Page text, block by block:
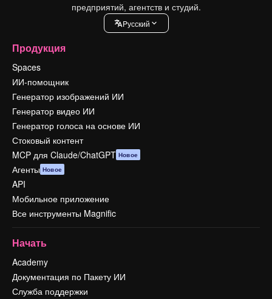
предприятий, агентств и студий.
Pусский
Продукция
Spaces
ИИ-помощник
Генератор изображений ИИ
Генератор видео ИИ
Генератор голоса на основе ИИ
Стоковый контент
MCP для Claude/ChatGPT Новое
Агенты Новое
API
Мобильное приложение
Все инструменты Magnific
Начать
Academy
Документация по Пакету ИИ
Служба поддержки